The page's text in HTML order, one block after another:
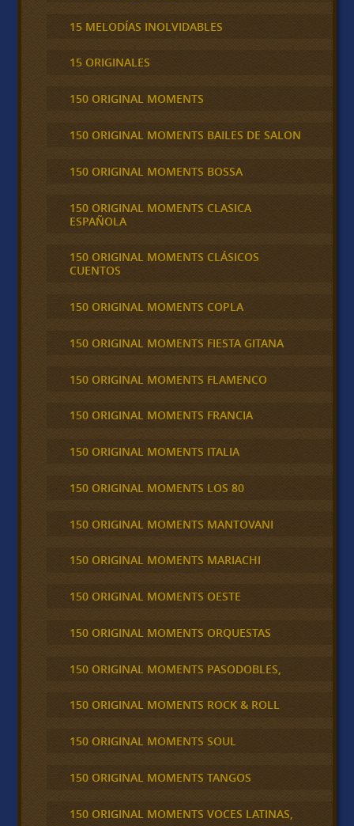
15 MELODÍAS INOLVIDABLES
15 ORIGINALES
150 ORIGINAL MOMENTS
150 ORIGINAL MOMENTS BAILES DE SALON
150 ORIGINAL MOMENTS BOSSA
150 ORIGINAL MOMENTS CLASICA
ESPAÑOLA
150 ORIGINAL MOMENTS CLÁSICOS
CUENTOS
150 ORIGINAL MOMENTS COPLA
150 ORIGINAL MOMENTS FIESTA GITANA
150 ORIGINAL MOMENTS FLAMENCO
150 ORIGINAL MOMENTS FRANCIA
150 ORIGINAL MOMENTS ITALIA
150 ORIGINAL MOMENTS LOS 80
150 ORIGINAL MOMENTS MANTOVANI
150 ORIGINAL MOMENTS MARIACHI
150 ORIGINAL MOMENTS OESTE
150 ORIGINAL MOMENTS ORQUESTAS
150 ORIGINAL MOMENTS PASODOBLES,
150 ORIGINAL MOMENTS ROCK & ROLL
150 ORIGINAL MOMENTS SOUL
150 ORIGINAL MOMENTS TANGOS
150 ORIGINAL MOMENTS VOCES LATINAS,